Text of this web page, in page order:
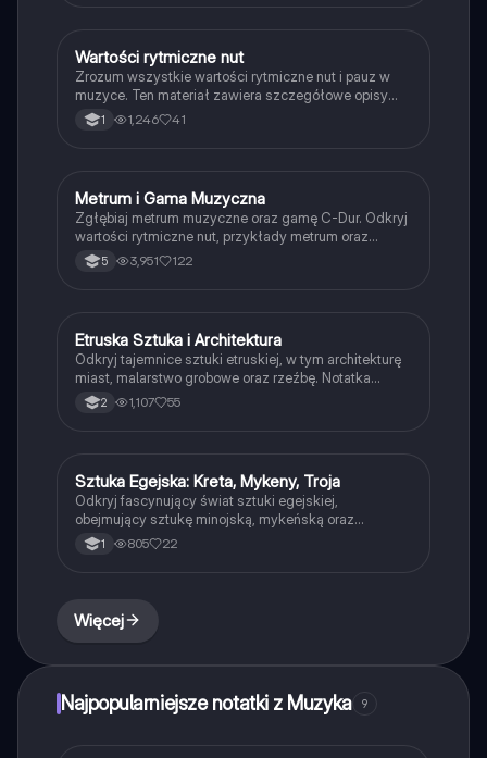
Muzyka
Wartości rytmiczne nut
Zrozum wszystkie wartości rytmiczne nut i pauz w
muzyce. Ten materiał zawiera szczegółowe opisy
symboli oraz nazw nut, w tym nuty całe, półnuty,
ćwierćnuty, ósemki i szesnastki. Idealne dla uczniów
1 1,246 41
Muzyka
Metrum i Gama Muzyczna
Zgłębiaj metrum muzyczne oraz gamę C-Dur. Odkryj
wartości rytmiczne nut, przykłady metrum oraz
kluczowe terminy muzyczne. Idealne dla uczniów
muzyki i pasjonatów dźwięków.
5 3,951 122
Historia
Etruska Sztuka i Architektura
Odkryj tajemnice sztuki etruskiej, w tym architekturę
miast, malarstwo grobowe oraz rzeźbę. Notatka
zawiera szczegółowe informacje o budowie miast,
witrażach, sarkofagach oraz wpływie Etrusków na
2 1,107 55
Plastyka
Sztuka Egejska: Kreta, Mykeny, Troja
Odkryj fascynujący świat sztuki egejskiej,
obejmujący sztukę minojską, mykeńską oraz
cykladzką. Zawiera szczegółowe informacje o
pałacu w Knossos, Lwiej Bramie w Mykenach oraz
1 805 22
Więcej
Najpopularniejsze notatki z Muzyka 9